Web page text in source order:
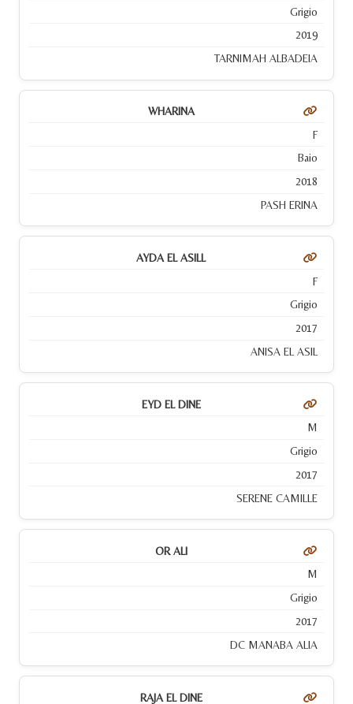
Grigio
2019
TARNIMAH ALBADEIA
WHARINA
F
Baio
2018
PASH ERINA
AYDA EL ASILL
F
Grigio
2017
ANISA EL ASIL
EYD EL DINE
M
Grigio
2017
SERENE CAMILLE
OR ALI
M
Grigio
2017
DC MANABA ALIA
RAJA EL DINE